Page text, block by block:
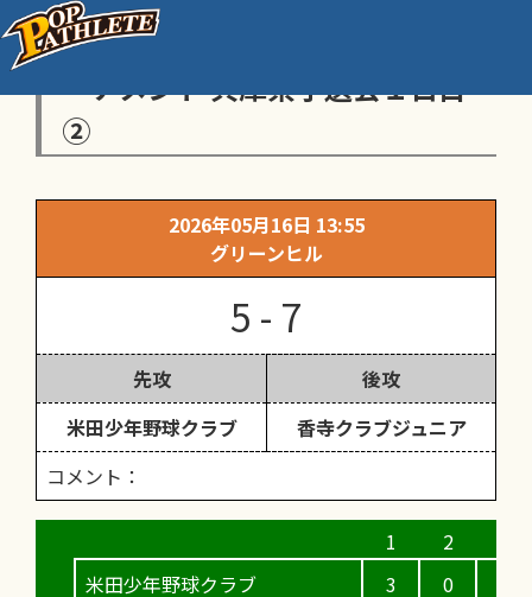
第31回 高野山旗学童軟式野球ト
ーナメント 兵庫県予選会１日目
②
2026年05月16日 13:55
グリーンヒル
5 - 7
先攻
後攻
米田少年野球クラブ
香寺クラブジュニア
コメント：
米田少年野球クラブ
3
0